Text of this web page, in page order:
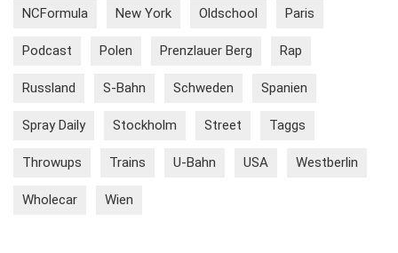
NCFormula New York Oldschool Paris
Podcast Polen Prenzlauer Berg Rap
Russland S-Bahn Schweden Spanien
Spray Daily Stockholm Street Taggs
Throwups Trains U-Bahn USA Westberlin
Wholecar Wien